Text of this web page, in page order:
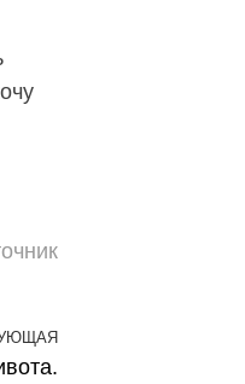
Следующая запись